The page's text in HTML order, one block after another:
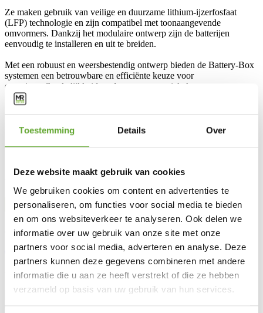
Toestemming Details Over
Deze website maakt gebruik van cookies
We gebruiken cookies om content en advertenties te
personaliseren, om functies voor social media te bieden
en om ons websiteverkeer te analyseren. Ook delen we
informatie over uw gebruik van onze site met onze
partners voor social media, adverteren en analyse. Deze
partners kunnen deze gegevens combineren met andere
informatie die u aan ze heeft verstrekt of die ze hebben
verzameld op basis van uw gebruik van hun services.
Ze maken gebruik van veilige en duurzame lithium-ijzerfosfaat
(LFP) technologie en zijn compatibel met toonaangevende
omvormers. Dankzij het modulaire ontwerp zijn de batterijen
eenvoudig te installeren en uit te breiden.
Met een robuust en weersbestendig ontwerp bieden de Battery-Box
systemen een betrouwbare en efficiënte keuze voor
energieonafhankelijkheid en duurzaam energiebeheer.
Specificaties
Artikelnummer
Garantie (jaar)
Gewicht (kg)
160
Contacteer onze experten:
We zijn bereikbaar van9:00-12:00en13:00-16:30 uur.
Oplossingen